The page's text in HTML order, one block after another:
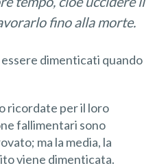
fino alla morte.
dimenticati quando
ricordate per il loro
fallimentari sono
ma la media, la
viene dimenticata.